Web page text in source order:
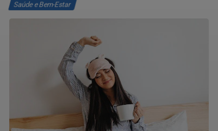
Saúde e Bem-Estar